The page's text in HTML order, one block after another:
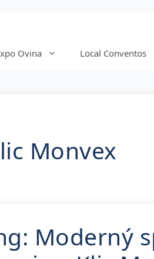
Ovina Local Conventos
Monvex
Moderný